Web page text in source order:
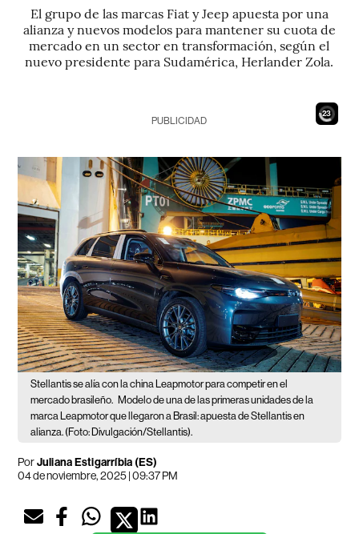
El grupo de las marcas Fiat y Jeep apuesta por una
alianza y nuevos modelos para mantener su cuota de
mercado en un sector en transformación, según el
nuevo presidente para Sudamérica, Herlander Zola.
21
PUBLICIDAD
Stellantis se alía con la china Leapmotor para competir en el
mercado brasileño. Modelo de una de las primeras unidades de la
marca Leapmotor que llegaron a Brasil: apuesta de Stellantis en
alianza. (Foto: Divulgación/Stellantis).
PorJuliana Estigarríbia (ES)
04 de noviembre, 2025 | 09:37 PM